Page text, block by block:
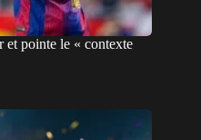
et pointe le « contexte